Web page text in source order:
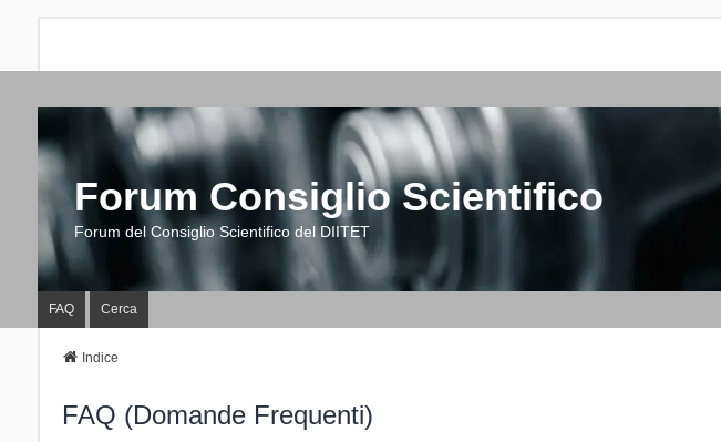
Forum Consiglio Scientifico
Forum del Consiglio Scientifico del DIITET
FAQ Cerca
Indice
FAQ (Domande Frequenti)